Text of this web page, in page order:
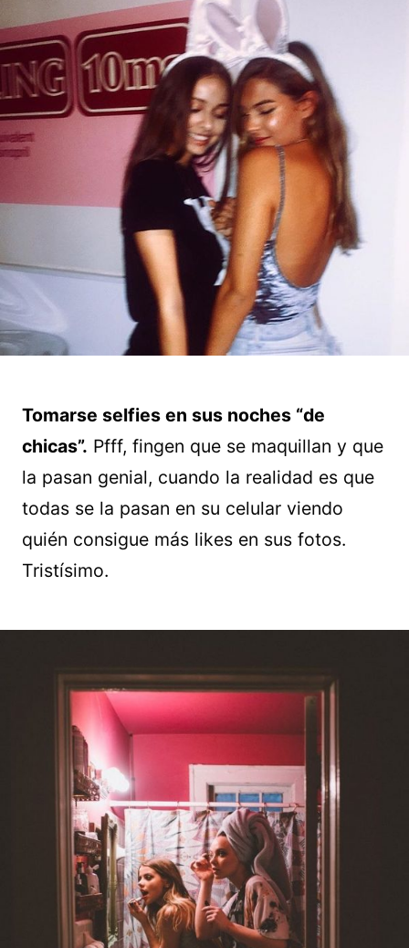
Tomarse selfies en sus noches “de
chicas”. Pfff, fingen que se maquillan y que
la pasan genial, cuando la realidad es que
todas se la pasan en su celular viendo
quién consigue más likes en sus fotos.
Tristísimo.